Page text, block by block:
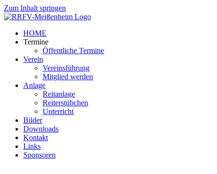
Zum Inhalt springen
HOME
Termine
Öffentliche Termine
Verein
Vereinsführung
Mitglied werden
Anlage
Reitanlage
Reiterstübchen
Unterricht
Bilder
Downloads
Kontakt
Links
Sponsoren